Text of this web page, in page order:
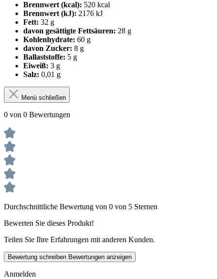
Brennwert (kcal): 520 kcal
Brennwert (kJ): 2176 kJ
Fett: 32 g
davon gesättigte Fettsäuren: 28 g
Kohlenhydrate: 60 g
davon Zucker: 8 g
Ballaststoffe: 5 g
Eiweiß: 3 g
Salz: 0,01 g
Menü schließen
0 von 0 Bewertungen
Durchschnittliche Bewertung von 0 von 5 Sternen
Bewerten Sie dieses Produkt!
Teilen Sie Ihre Erfahrungen mit anderen Kunden.
Bewertung schreiben Bewertungen anzeigen
Anmelden